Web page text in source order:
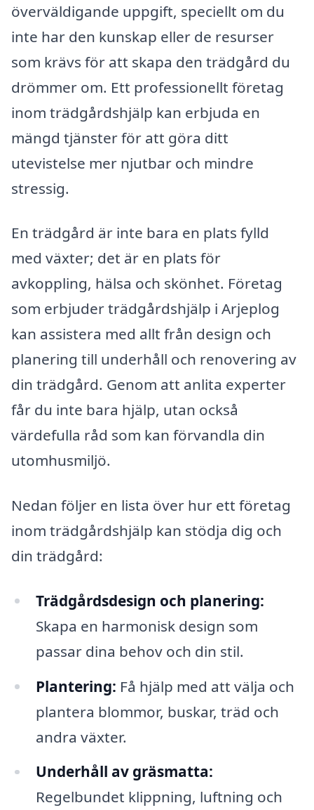
överväldigande uppgift, speciellt om du
inte har den kunskap eller de resurser
som krävs för att skapa den trädgård du
drömmer om. Ett professionellt företag
inom trädgårdshjälp kan erbjuda en
mängd tjänster för att göra ditt
utevistelse mer njutbar och mindre
stressig.
En trädgård är inte bara en plats fylld
med växter; det är en plats för
avkoppling, hälsa och skönhet. Företag
som erbjuder trädgårdshjälp i Arjeplog
kan assistera med allt från design och
planering till underhåll och renovering av
din trädgård. Genom att anlita experter
får du inte bara hjälp, utan också
värdefulla råd som kan förvandla din
utomhusmiljö.
Nedan följer en lista över hur ett företag
inom trädgårdshjälp kan stödja dig och
din trädgård:
Trädgårdsdesign och planering:
Skapa en harmonisk design som
passar dina behov och din stil.
Plantering: Få hjälp med att välja och
plantera blommor, buskar, träd och
andra växter.
Underhåll av gräsmatta:
Regelbundet klippning, luftning och